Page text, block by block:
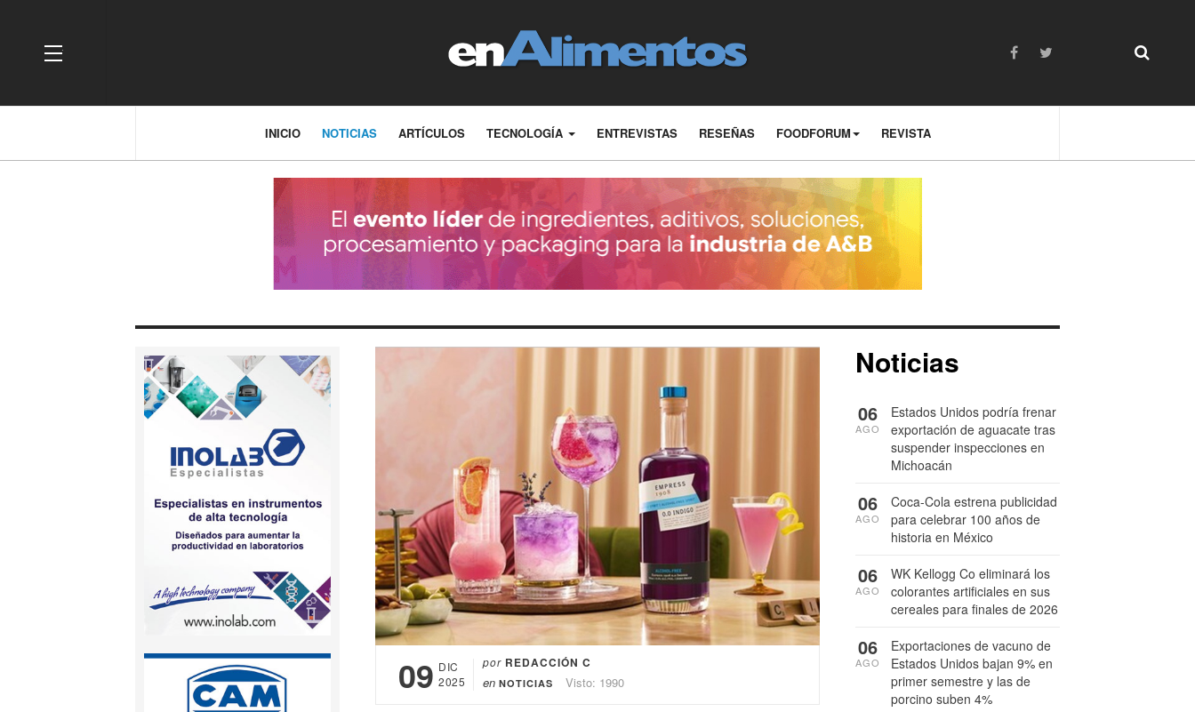
OFF CANVAS
INICIO NOTICIAS ARTÍCULOS TECNOLOGÍA ENTREVISTAS RESEÑAS FOODFORUM REVISTA
09 DIC
2025
por REDACCIÓN C
en NOTICIAS Visto: 1990
Noticias
Estados Unidos podría frenar
exportación de aguacate tras
suspender inspecciones en
Michoacán
06
AGO
Coca-Cola estrena publicidad
para celebrar 100 años de
historia en México
06
AGO
WK Kellogg Co eliminará los
colorantes artificiales en sus
cereales para finales de 2026
06
AGO
Exportaciones de vacuno de
Estados Unidos bajan 9% en
primer semestre y las de
porcino suben 4%
06
AGO